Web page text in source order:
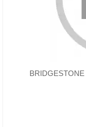
BRIDGESTONE